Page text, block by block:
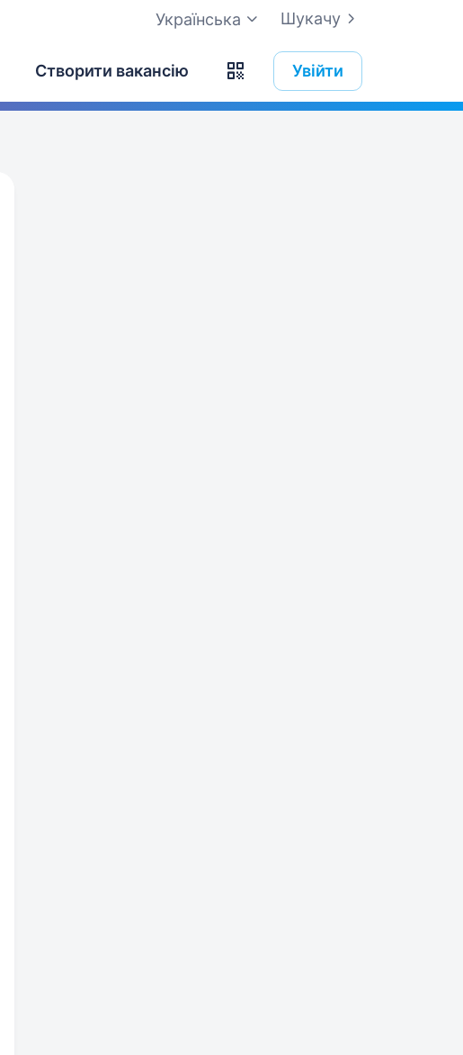
Шукачу
Українська
Створити вакансію Увійти